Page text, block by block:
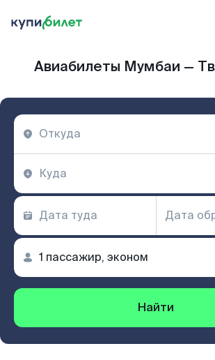
Авиабилеты Мумбаи —
Найти